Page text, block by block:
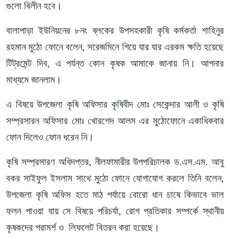
গুলো বিলীন হবে।
বালাপাড়া ইউনিয়নের ৮নং ব্লকের উপসহকারী কৃষি কর্মকর্তা শাহিনুর
রহমান মুঠো ফোনে বলেন, সরেজমিনে গিয়ে যার যার এরকম ক্ষতি হয়েছে
টিট্রমেন্ট দিব, এ পর্যন্ত কোন কৃষক আমাকে জানায় নি। আপনার
মাধ্যমে জানলাম।
এ বিষয়ে উপজেলা কৃষি অফিসার কৃষিবীদ মোঃ সেকেন্দার আলী ও কৃষি
সম্প্রসারন অফিসার মোঃ খোরশেদ আলম এর মুঠোফোনে একাধিকবার
ফোন দিলেও ফোন ধরেন নি।
কৃষি সম্প্রসারণ অধিদপ্তর, নীলফামারীর উপপরিচালক ড.এস.এম. আবু
বকর সাইফুল ইসলাম সাথে মুঠো ফোনে যোগাযোগ করলে তিনি বলেন,
উপজেলা কৃষি অফিস হতে মাঠ পর্যায়ে বোরো ধান চাষে কিভাবে ভাল
ফলন পাওয়া যায় সে বিষয়ে পরিচর্যা, রোগ প্রতিকার সম্পর্কে স্থানীয়
কৃষকদের পরামর্শ ও লিফলেট বিতরন করা হয়েছে।